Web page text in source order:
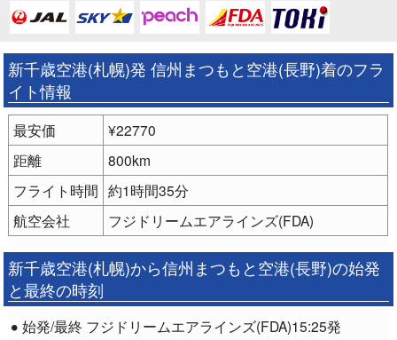
新千歳空港(札幌)発 信州まつもと空港(長野)着のフラ
イト情報
最安価
¥22770
距離
800km
フライト時間 約1時間35分
航空会社
フジドリームエアラインズ(FDA)
新千歳空港(札幌)から信州まつもと空港(長野)の始発
と最終の時刻
始発/最終 フジドリームエアラインズ(FDA)15:25発